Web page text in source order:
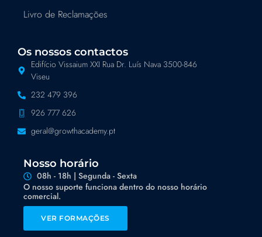
Livro de Reclamações
Os nossos contactos
Edifício Vissaium XXI Rua Dr. Luís Nava 3500-846
Viseu
232 479 396
926 777 626
geral@growthacademy.pt
Nosso horário
08h - 18h | Segunda - Sexta
O nosso suporte funciona dentro do nosso horário
comercial.
VER FORMAÇÕES